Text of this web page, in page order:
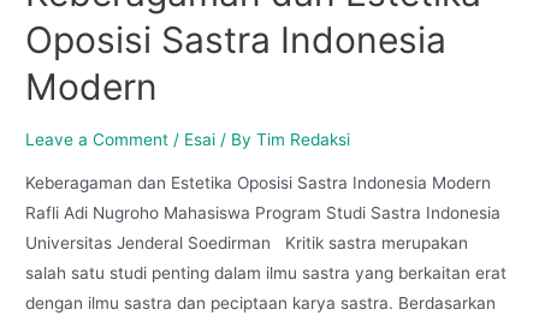
Oposisi Sastra Indonesia
Modern
Leave a Comment / Esai / ByTim Redaksi
Keberagaman dan Estetika Oposisi Sastra Indonesia Modern
Rafli Adi Nugroho Mahasiswa Program Studi Sastra Indonesia
Universitas Jenderal Soedirman Kritik sastra merupakan
salah satu studi penting dalam ilmu sastra yang berkaitan erat
dengan ilmu sastra dan peciptaan karya sastra. Berdasarkan